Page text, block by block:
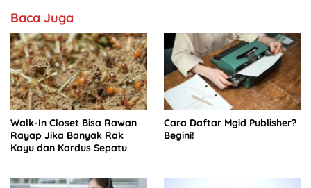
Baca Juga
Walk-In Closet Bisa Rawan
Rayap Jika Banyak Rak
Kayu dan Kardus Sepatu
Cara Daftar Mgid Publisher?
Begini!